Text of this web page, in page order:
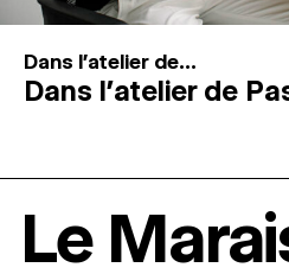
Dans l'atelier de...
Dans l’atelier de
Le